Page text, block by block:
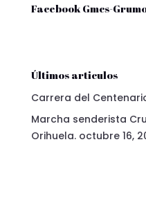
Facebook Gmcs-
Últimos articulos
Carrera del
Marcha senderista
Orihuela. octubre 16,